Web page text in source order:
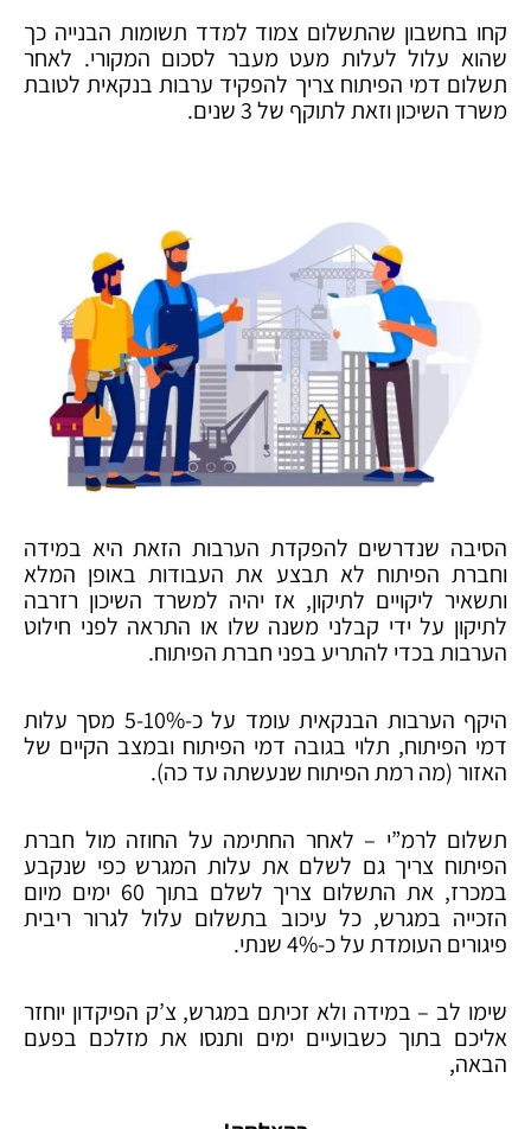
קחו בחשבון שהתשלום צמוד למדד תשומות הבנייה כך
שהוא עלול לעלות מעט מעבר לסכום המקורי. לאחר
תשלום דמי הפיתוח צריך להפקיד ערבות בנקאית לטובת
משרד השיכון וזאת לתוקף של 3 שנים.
הסיבה שנדרשים להפקדת הערבות הזאת היא במידה
וחברת הפיתוח לא תבצע את העבודות באופן המלא
ותשאיר ליקויים לתיקון, אז יהיה למשרד השיכון רזרבה
לתיקון על ידי קבלני משנה שלו או התראה לפני חילוט
הערבות בכדי להתריע בפני חברת הפיתוח.
היקף הערבות הבנקאית עומד על כ-5-10% מסך עלות
דמי הפיתוח, תלוי בגובה דמי הפיתוח ובמצב הקיים של
האזור (מה רמת הפיתוח שנעשתה עד כה).
תשלום לרמ”י – לאחר החתימה על החוזה מול חברת
הפיתוח צריך גם לשלם את עלות המגרש כפי שנקבע
במכרז, את התשלום צריך לשלם בתוך 60 ימים מיום
הזכייה במגרש, כל עיכוב בתשלום עלול לגרור ריבית
פיגורים העומדת על כ-4% שנתי.
שימו לב – במידה ולא זכיתם במגרש, צ’ק הפיקדון יוחזר
אליכם בתוך כשבועיים ימים ותנסו את מזלכם בפעם
הבאה,